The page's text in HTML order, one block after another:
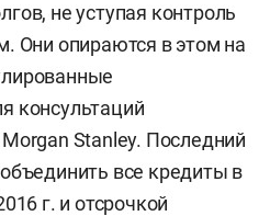
не уступая контроль
Они опираются в этом на
консультаций
Stanley. Последний
все кредиты в
г. и отсрочкой